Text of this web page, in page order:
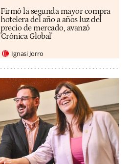
Firmó la segunda mayor compra
hotelera del año a años luz del
precio de mercado, avanzó
'Crónica Global'
Ignasi Jorro